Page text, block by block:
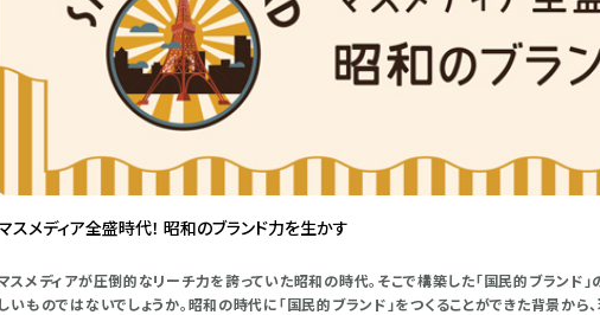
スメディア全盛時代！ 昭和のブランド力を生かす
スメディアが圧倒的なリーチ力を誇っていた昭和の時代。そこで構築した「国民的ブランド
しいものではないでしょうか。昭和の時代に「国民的ブランド」をつくることができた背景か